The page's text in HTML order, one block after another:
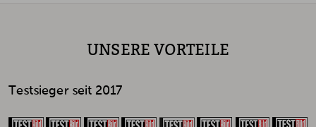
UNSERE VORTEILE
Testsieger seit 2017